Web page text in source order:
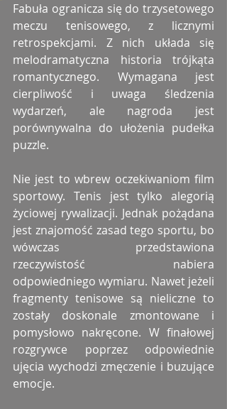
Fabuła ogranicza się do trzysetowego
meczu tenisowego, z licznymi
retrospekcjami. Z nich układa się
melodramatyczna historia trójkąta
romantycznego. Wymagana jest
cierpliwość i uwaga śledzenia
wydarzeń, ale nagroda jest
porównywalna do ułożenia pudełka
puzzle.
Nie jest to wbrew oczekiwaniom film
sportowy. Tenis jest tylko alegorią
życiowej rywalizacji. Jednak pożądana
jest znajomość zasad tego sportu, bo
wówczas przedstawiona
rzeczywistość nabiera
odpowiedniego wymiaru. Nawet jeżeli
fragmenty tenisowe są nieliczne to
zostały doskonale zmontowane i
pomysłowo nakręcone. W finałowej
rozgrywce poprzez odpowiednie
ujęcia wychodzi zmęczenie i buzujące
emocje.